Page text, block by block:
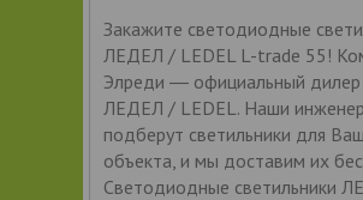
Закажите светодиодные
ЛЕДЕЛ / LEDEL L-trade 55!
Элреди ― официальный дилер
ЛЕДЕЛ / LEDEL. Наши
подберут светильники для
объекта, и мы доставим их
Светодиодные светильники